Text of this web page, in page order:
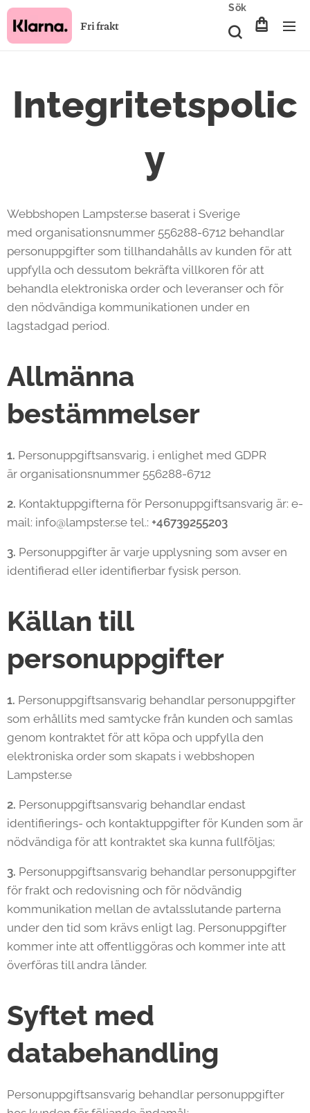
Fri frakt
Sök
Integritetspolic
y
Webbshopen Lampster.se baserat i Sverige
med organisationsnummer 556288-6712 behandlar
personuppgifter som tillhandahålls av kunden för att
uppfylla och dessutom bekräfta villkoren för att
behandla elektroniska order och leveranser och för
den nödvändiga kommunikationen under en
lagstadgad period.
Allmänna
bestämmelser
1. Personuppgiftsansvarig, i enlighet med GDPR
är organisationsnummer 556288-6712
2. Kontaktuppgifterna för Personuppgiftsansvarig är: e-
mail: info@lampster.se tel.: +46739255203
3. Personuppgifter är varje upplysning som avser en
identifierad eller identifierbar fysisk person.
Källan till
personuppgifter
1. Personuppgiftsansvarig behandlar personuppgifter
som erhållits med samtycke från kunden och samlas
genom kontraktet för att köpa och uppfylla den
elektroniska order som skapats i webbshopen
Lampster.se
2. Personuppgiftsansvarig behandlar endast
identifierings- och kontaktuppgifter för Kunden som är
nödvändiga för att kontraktet ska kunna fullföljas;
3. Personuppgiftsansvarig behandlar personuppgifter
för frakt och redovisning och för nödvändig
kommunikation mellan de avtalsslutande parterna
under den tid som krävs enligt lag. Personuppgifter
kommer inte att offentliggöras och kommer inte att
överföras till andra länder.
Syftet med
databehandling
Personuppgiftsansvarig behandlar personuppgifter